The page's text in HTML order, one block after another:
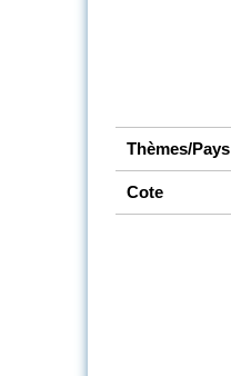
Thèmes/Pays
Cote